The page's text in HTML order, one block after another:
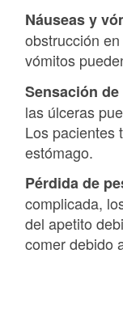
Náuseas y
obstrucción
vómitos
Sensación
las úlceras
Los pacientes
estómago.
Pérdida de
complicada,
del apetito
comer debido